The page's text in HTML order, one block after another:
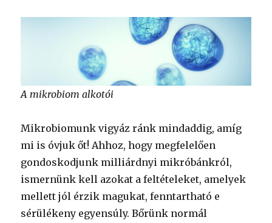
A mikrobiom alkotói
Mikrobiomunk vigyáz ránk mindaddig, amíg
mi is óvjuk őt! Ahhoz, hogy megfelelően
gondoskodjunk milliárdnyi mikróbánkról,
ismernünk kell azokat a feltételeket, amelyek
mellett jól érzik magukat, fenntartható e
sérülékeny egyensúly. Bőrünk normál